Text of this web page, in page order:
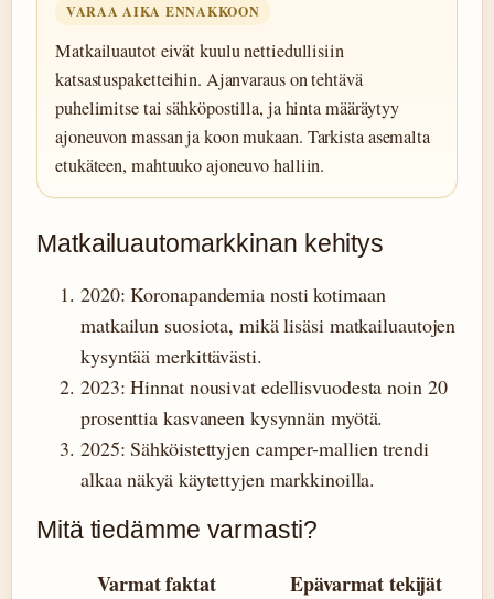
VARAA AIKA ENNAKKOON
Matkailuautot eivät kuulu nettiedullisiin
katsastuspaketteihin. Ajanvaraus on tehtävä
puhelimitse tai sähköpostilla, ja hinta määräytyy
ajoneuvon massan ja koon mukaan. Tarkista asemalta
etukäteen, mahtuuko ajoneuvo halliin.
Matkailuautomarkkinan kehitys
2020: Koronapandemia nosti kotimaan
matkailun suosiota, mikä lisäsi matkailuautojen
kysyntää merkittävästi.
2023: Hinnat nousivat edellisvuodesta noin 20
prosenttia kasvaneen kysynnän myötä.
2025: Sähköistettyjen camper-mallien trendi
alkaa näkyä käytettyjen markkinoilla.
Mitä tiedämme varmasti?
Varmat faktat
Epävarmat tekijät